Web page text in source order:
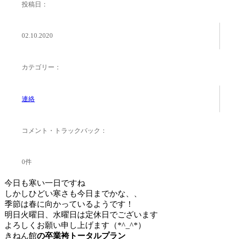
投稿日：
02.10.2020
カテゴリー：
連絡
コメント・トラックバック：
0件
今日も寒い一日ですね
しかしひどい寒さも今日までかな、、
季節は春に向かっているようです！
明日火曜日、水曜日は定休日でございます
よろしくお願い申し上げます（*^_^*）
きねん館の卒業袴トータルプラン